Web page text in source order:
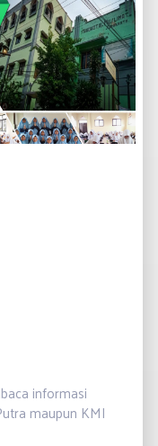
informasi
maupun KMI